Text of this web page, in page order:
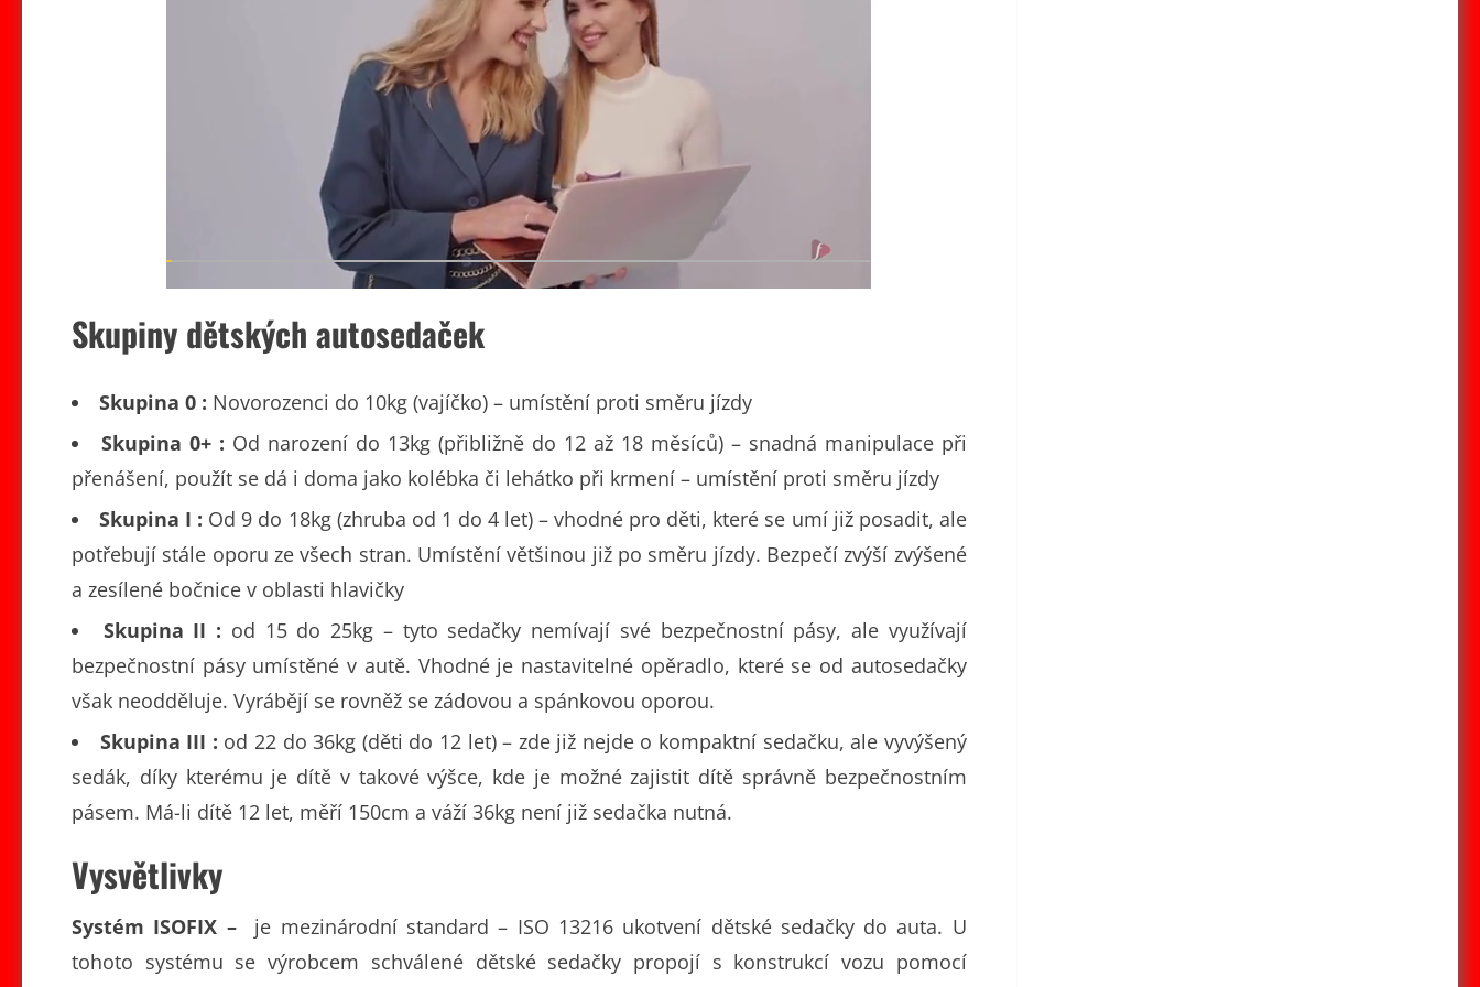
Skupiny dětských autosedaček
Skupina 0 : Novorozenci do 10kg (vajíčko) – umístění proti směru jízdy
Skupina 0+ : Od narození do 13kg (přibližně do 12 až 18 měsíců) – snadná manipulace při
přenášení, použít se dá i doma jako kolébka či lehátko při krmení – umístění proti směru jízdy
Skupina I : Od 9 do 18kg (zhruba od 1 do 4 let) – vhodné pro děti, které se umí již posadit, ale
potřebují stále oporu ze všech stran. Umístění většinou již po směru jízdy. Bezpečí zvýší zvýšené
a zesílené bočnice v oblasti hlavičky
Skupina II : od 15 do 25kg – tyto sedačky nemívají své bezpečnostní pásy, ale využívají
bezpečnostní pásy umístěné v autě. Vhodné je nastavitelné opěradlo, které se od autosedačky
však neodděluje. Vyrábějí se rovněž se zádovou a spánkovou oporou.
Skupina III : od 22 do 36kg (děti do 12 let) – zde již nejde o kompaktní sedačku, ale vyvýšený
sedák, díky kterému je dítě v takové výšce, kde je možné zajistit dítě správně bezpečnostním
pásem. Má-li dítě 12 let, měří 150cm a váží 36kg není již sedačka nutná.
Vysvětlivky
Systém ISOFIX –
je mezinárodní standard – ISO 13216 ukotvení dětské sedačky do auta. U
tohoto systému se výrobcem schválené dětské sedačky propojí s konstrukcí vozu pomocí